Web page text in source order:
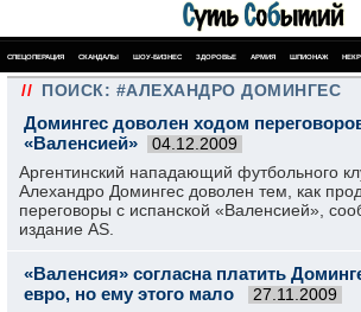
СПЕЦОПЕРАЦИЯ СКАНДАЛЫ ШОУ-БИЗНЕС ЗДОРОВЬЕ АРМИЯ ШПИОНАЖ
// ПОИСК: #АЛЕХАНДРО ДОМИНГЕС
Домингес доволен ходом
«Валенсией»
04.12.2009
Аргентинский нападающий футбольного
Алехандро Домингес доволен тем, как
переговоры с испанской «Валенсией»,
издание AS.
«Валенсия» согласна платить
евро, но ему этого мало
27.11.2009